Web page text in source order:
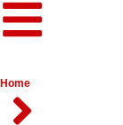
Home